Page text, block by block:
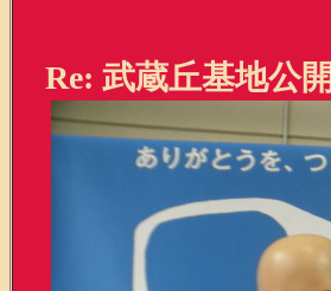
Re: 武蔵丘基地公開